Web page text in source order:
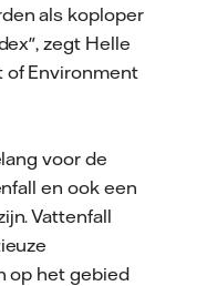
als koploper
zegt Helle
of Environment
voor de
en ook een
Vattenfall
op het gebied